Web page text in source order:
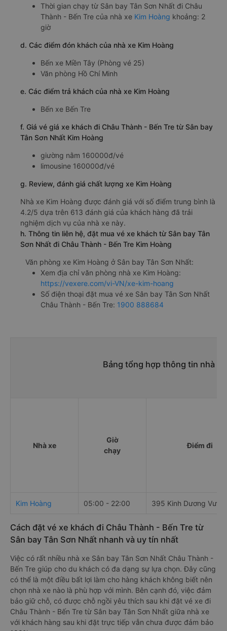
Thời gian chạy từ Sân bay Tân Sơn Nhất đi Châu
Thành - Bến Tre của nhà xe Kim Hoàng khoảng: 2
giờ
d. Các điểm đón khách của nhà xe Kim Hoàng
Bến xe Miền Tây (Phòng vé 25)
Văn phòng Hồ Chí Minh
e. Các điểm trả khách của nhà xe Kim Hoàng
Bến xe Bến Tre
f. Giá vé giá xe khách đi Châu Thành - Bến Tre từ Sân bay
Tân Sơn Nhất Kim Hoàng
giường nằm 160000đ/vé
limousine 160000đ/vé
g. Review, đánh giá chất lượng xe Kim Hoàng
Nhà xe Kim Hoàng được đánh giá với số điểm trung bình là
4.2/5 dựa trên 613 đánh giá của khách hàng đã trải
nghiệm dịch vụ của nhà xe này.
h. Thông tin liên hệ, đặt mua vé xe khách từ Sân bay Tân
Sơn Nhất đi Châu Thành - Bến Tre Kim Hoàng
Văn phòng xe Kim Hoàng ở Sân bay Tân Sơn Nhất:
Xem địa chỉ văn phòng nhà xe Kim Hoàng:
https://vexere.com/vi-VN/xe-kim-hoang
Số điện thoại đặt mua vé xe Sân bay Tân Sơn Nhất
Châu Thành - Bến Tre: 1900 888684
Bảng tổng hợp thông tin nhà
Nhà xe
Giờ
chạy
Điểm đi
Kim Hoàng 05:00 - 22:00 395 Kinh Dương
Cách đặt vé xe khách đi Châu Thành - Bến Tre từ
Sân bay Tân Sơn Nhất nhanh và uy tín nhất
Việc có rất nhiều nhà xe Sân bay Tân Sơn Nhất Châu Thành -
Bến Tre giúp cho du khách có đa dạng sự lựa chọn. Đây cũng
có thể là một điều bất lợi làm cho hàng khách không biết nên
chọn nhà xe nào là phù hợp với mình. Bên cạnh đó, việc đảm
bảo giữ chỗ, có được chỗ ngồi yêu thích sau khi đặt vé xe đi
Châu Thành - Bến Tre từ Sân bay Tân Sơn Nhất giữa nhà xe
với khách hàng sau khi đặt trực tiếp vẫn chưa được đảm bảo